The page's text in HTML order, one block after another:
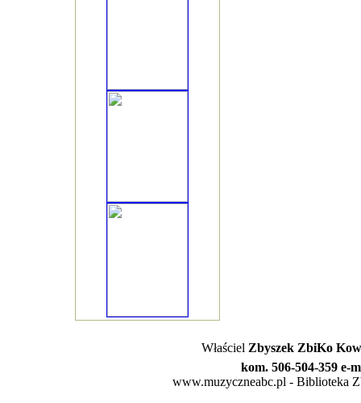
Właściel Zbyszek ZbiKo
kom. 506-504-359 e-
www.muzyczneabc.pl - Biblioteka